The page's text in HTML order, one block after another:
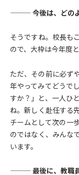
——— 今後は、どのよ
そうですね。校長も
ので、大枠は今年度
ただ、その前に必ず
年やってみてどうで
すか？」と、一人ひ
ね。新しく赴任する
チームとして次の一
のではなく、みんな
います。
——— 最後に、教職員